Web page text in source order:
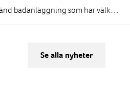
som har välkomnat badentusiaster i mer än 20 år.
Se alla nyheter